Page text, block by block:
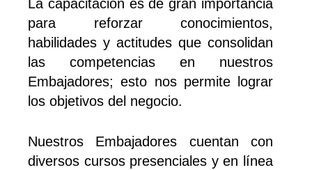
La capacitación es de gran importancia
para reforzar conocimientos,
habilidades y actitudes que consolidan
las competencias en nuestros
Embajadores; esto nos permite lograr
los objetivos del negocio.
Nuestros Embajadores cuentan con
diversos cursos presenciales y en línea